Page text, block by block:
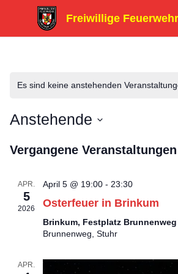
Freiwillige
Es sind keine anstehenden
Anstehende
wählen.
Vergangene Veranstaltungen
APR.
5
2026
April 5 @ 19:00 - 23:30
Osterfeuer in Brinkum
Brinkum, Festplatz Brunnenweg
Brunnenweg, Stuhr
APR.